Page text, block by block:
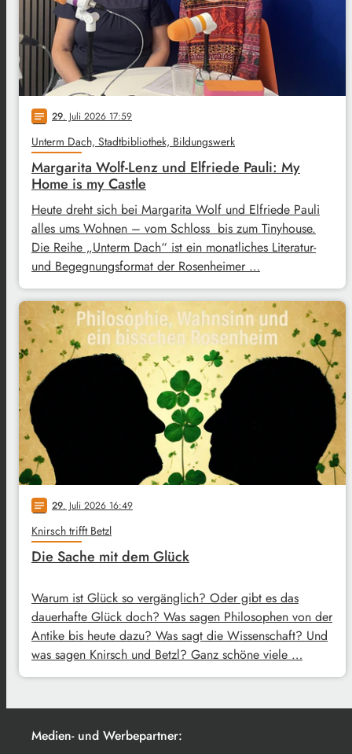
notes 29. Juli 2026 17:59
Unterm Dach, Stadtbibliothek, Bildungswerk
Margarita Wolf-Lenz und Elfriede Pauli: My
Home is my Castle
Heute dreht sich bei Margarita Wolf und Elfriede Pauli
alles ums Wohnen – vom Schloss bis zum Tinyhouse.
Die Reihe „Unterm Dach“ ist ein monatliches Literatur-
und Begegnungsformat der Rosenheimer …
notes 29. Juli 2026 16:49
Knirsch trifft Betzl
Die Sache mit dem Glück
Warum ist Glück so vergänglich? Oder gibt es das
dauerhafte Glück doch? Was sagen Philosophen von der
Antike bis heute dazu? Was sagt die Wissenschaft? Und
was sagen Knirsch und Betzl? Ganz schöne viele …
Medien- und Werbepartner: